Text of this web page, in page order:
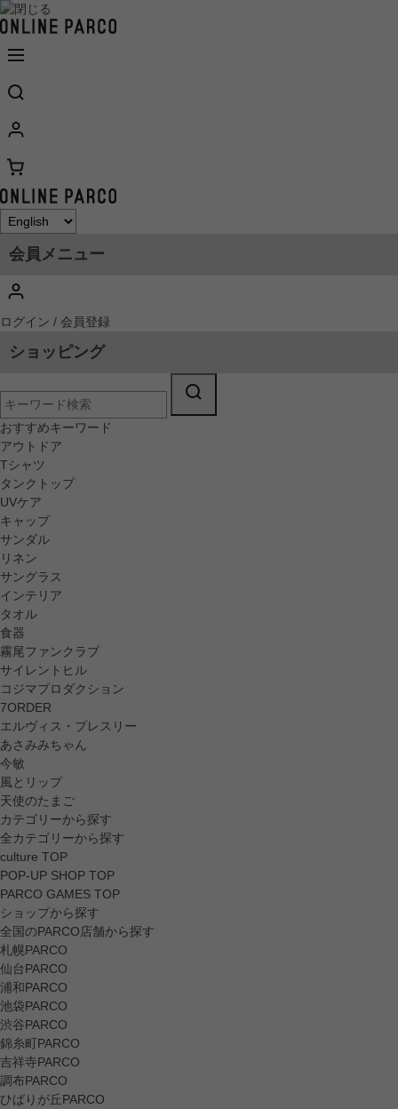
会員メニュー
ログイン / 会員登録
ショッピング
おすすめキーワード
アウトドア
Tシャツ
タンクトップ
UVケア
キャップ
サンダル
リネン
サングラス
インテリア
タオル
食器
霧尾ファンクラブ
サイレントヒル
コジマプロダクション
7ORDER
エルヴィス・プレスリー
あさみみちゃん
今敏
風とリップ
天使のたまご
カテゴリーから探す
全カテゴリーから探す
culture TOP
POP-UP SHOP TOP
PARCO GAMES TOP
ショップから探す
全国のPARCO店舗から探す
札幌PARCO
仙台PARCO
浦和PARCO
池袋PARCO
渋谷PARCO
錦糸町PARCO
吉祥寺PARCO
調布PARCO
ひばりが丘PARCO